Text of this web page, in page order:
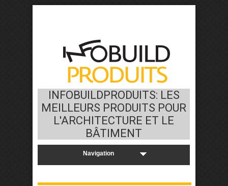
INFOBUILDPRODUITS: LES
MEILLEURS PRODUITS POUR
L'ARCHITECTURE ET LE
BÂTIMENT